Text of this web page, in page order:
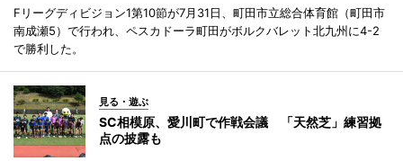
Fリーグディビジョン1第10節が7月31日、町田市立総合体育館（町田市
南成瀬5）で行われ、ペスカドーラ町田がボルクバレット北九州に4-2
で勝利した。
見る・遊ぶ
SC相模原、愛川町で作戦会議 「天然芝」練習拠
点の披露も